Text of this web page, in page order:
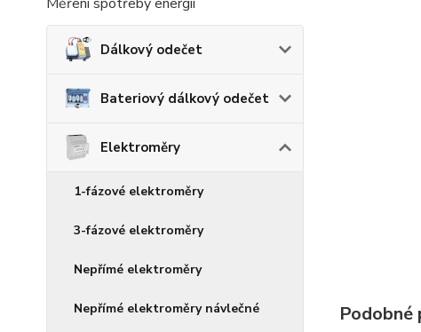
Dálkový odečet
Bateriový dálkový odečet
Elektroměry
1-fázové elektroměry
3-fázové elektroměry
Nepřímé elektroměry
Nepřímé elektroměry návlečné